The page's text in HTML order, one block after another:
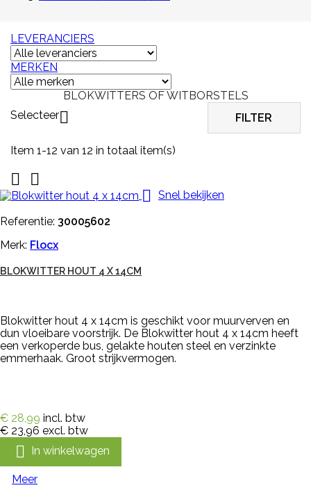
LEVERANCIERS
MERKEN
BLOKWITTERS OF WITBORSTELS
Selecteer FILTER
Item 1-12 van 12 in totaal item(s)


 Snel bekijken
Referentie: 30005602
Merk: Flocx
BLOKWITTER HOUT 4 X 14CM
Blokwitter hout 4 x 14cm is geschikt voor muurverven en
dun vloeibare voorstrijk. De Blokwitter hout 4 x 14cm heeft
een verkoperde bus, gelakte houten steel en verzinkte
emmerhaak. Groot strijkvermogen.
€ 28,99 incl. btw
€ 23,96 excl. btw
 In winkelwagen
Meer